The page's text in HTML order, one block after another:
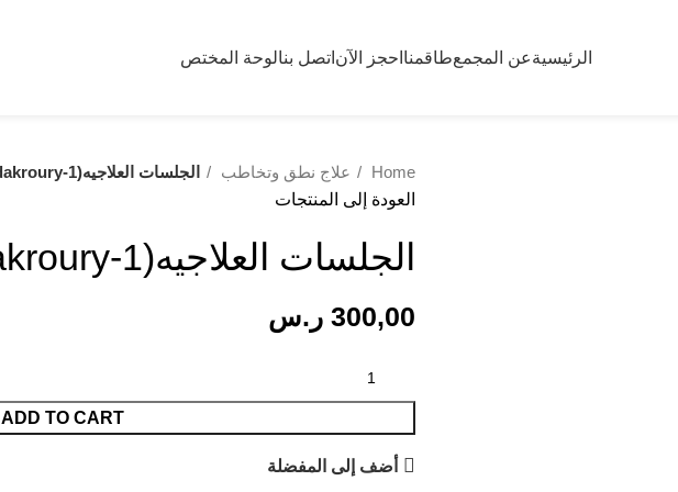
الرئيسيةعن المجمعطاقمنا احجز الآن اتصل بنالوحة المختص
Home علاج نطق وتخاطب
الجلسات العلاجيه(SLP-waldakroury-1)
العودة إلى المنتجات
الجلسات العلاجيه(SLP-waldakroury-1)
300,00 ر.س
ADD TO CART
أضف إلى المفضلة